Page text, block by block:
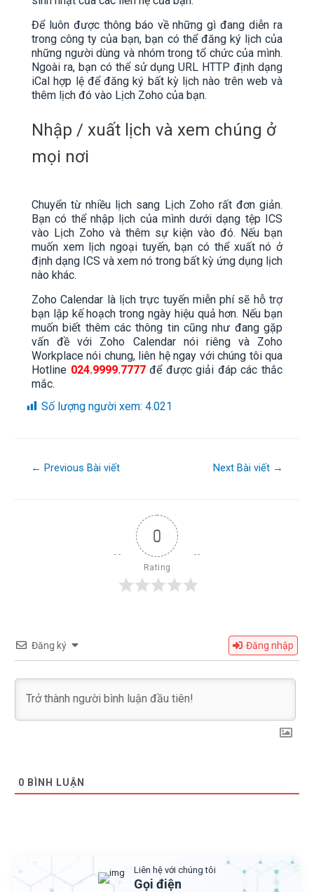
Để luôn được thông báo về những gì đang diễn ra
trong công ty của bạn, bạn có thể đăng ký lịch của
những người dùng và nhóm trong tổ chức của mình.
Ngoài ra, bạn có thể sử dụng URL HTTP định dạng
iCal hợp lệ để đăng ký bất kỳ lịch nào trên web và
thêm lịch đó vào Lịch Zoho của bạn.
Nhập / xuất lịch và xem chúng ở
mọi nơi
Chuyển từ nhiều lịch sang Lịch Zoho rất đơn giản.
Bạn có thể nhập lịch của mình dưới dạng tệp ICS
vào Lịch Zoho và thêm sự kiện vào đó. Nếu bạn
muốn xem lịch ngoại tuyến, bạn có thể xuất nó ở
định dạng ICS và xem nó trong bất kỳ ứng dụng lịch
nào khác.
Zoho Calendar là lịch trực tuyến miễn phí sẽ hỗ trợ
bạn lập kế hoạch trong ngày hiệu quả hơn. Nếu bạn
muốn biết thêm các thông tin cũng như đang gặp
vấn đề với Zoho Calendar nói riêng và Zoho
Workplace nói chung, liên hệ ngay với chúng tôi qua
Hotline 024.9999.7777 để được giải đáp các thắc
mắc.
Số lượng người xem: 4.021
← Previous Bài viết Next Bài viết →
0
Rating
Đăng ký Đăng nhập
0 BÌNH LUẬN
Liên hệ với chúng tôi
Gọi điện